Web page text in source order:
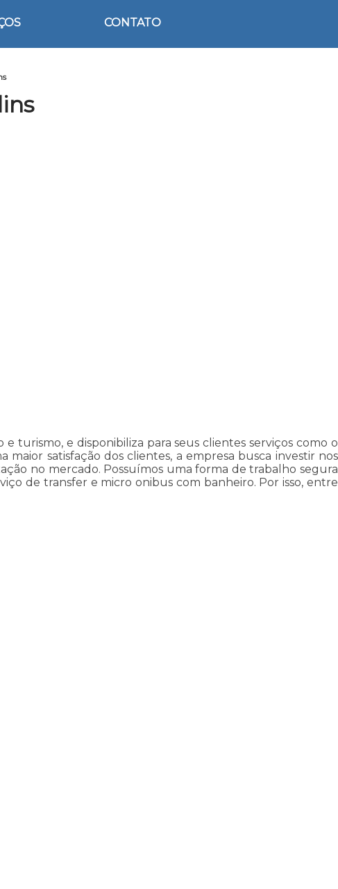
CONTATO
turismo, e disponibiliza para seus clientes serviços como o
satisfação dos clientes, a empresa busca investir nos
no mercado. Possuímos uma forma de trabalho segura
de transfer e micro onibus com banheiro. Por isso, entre